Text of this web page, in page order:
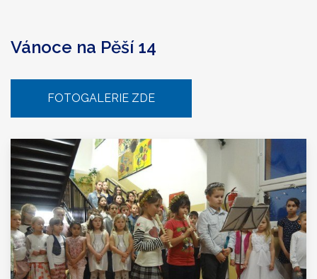
Vánoce na Pěší 14
FOTOGALERIE ZDE